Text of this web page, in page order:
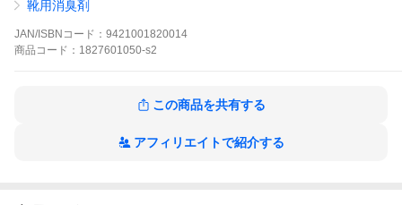
グランズレメディ グランズ レメディ ぐらんずれめでぃ deostop
デオ デオドラント パウダー 消臭パウダー レギュラー 無香料
爆買WEEKおすすめ！
靴用消臭剤
JAN/ISBNコード： 9421001820014
商品 コード： 1827601050-s2
この商品を共有する
アフィリエイトで紹介する